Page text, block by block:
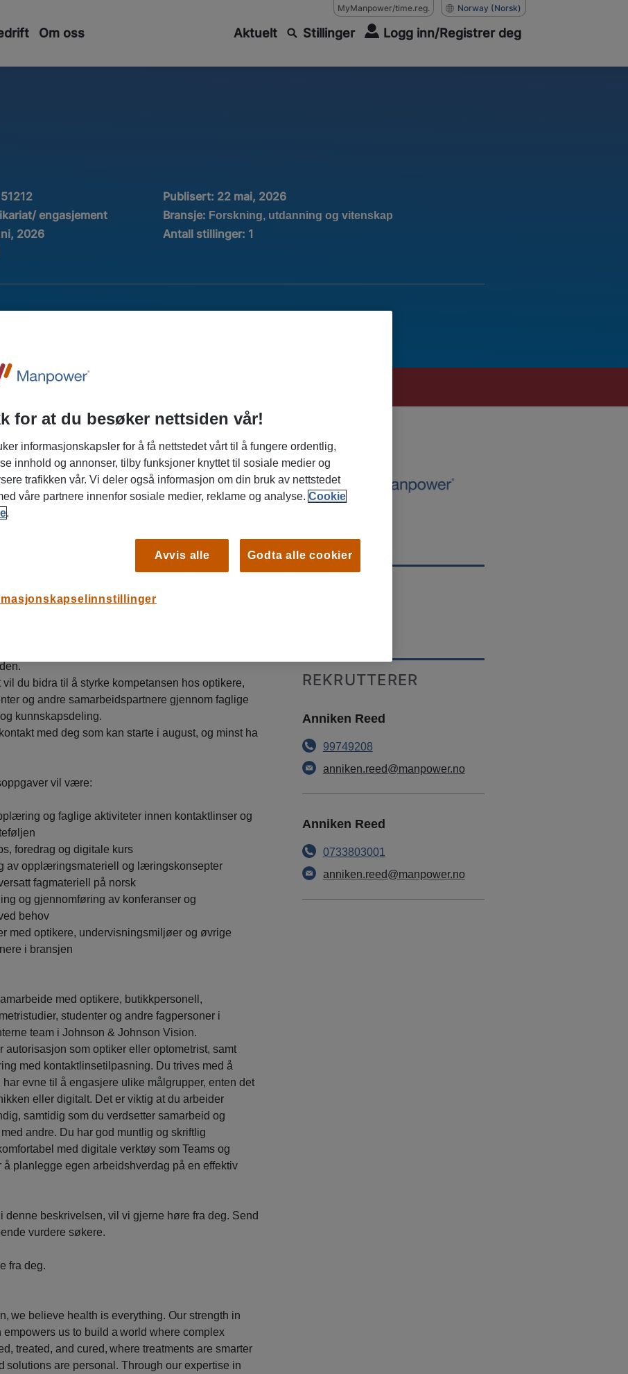
MyManpower/time.reg. Norway (Norsk)
Om oss Aktuelt Stillinger Logg inn/Registrer deg
51212 Publisert: 22 mai, 2026
engasjement Bransje: Forskning, utdanning og vitenskap
2026 Antall stillinger: 1
kunnskapen på en litt annen måte?
& Johnson Vision søker vi en PED Consultant til
er en spennende mulighet for en autorisert
klinisk arbeid med undervisning, faglig
I rollen som PED Consultant (Professional
blir du en del av et nordisk klinisk team med
utvikling innen kontaktlinser og synshelse.
20 % stilling per måned, eller rundt én dag i uken,
med videre klinisk arbeid.
i det daglige, samtidig som du samarbeider tett
Hovedfokuset vil være det norske markedet, men
på tvers av landegrensene og noe
du bidra til å styrke kompetansen hos optikere,
og andre samarbeidspartnere gjennom faglige
kunnskapsdeling.
med deg som kan starte i august, og minst ha
vil være:
og faglige aktiviteter innen kontaktlinser og
foredrag og digitale kurs
av opplæringsmateriell og læringskonsepter
fagmateriell på norsk
og gjennomføring av konferanser og
behov
med optikere, undervisningsmiljøer og øvrige
i bransjen
med optikere, butikkpersonell,
studenter og andre fagpersoner i
team i Johnson & Johnson Vision.
autorisasjon som optiker eller optometrist, samt
med kontaktlinsetilpasning. Du trives med å
evne til å engasjere ulike målgrupper, enten det
eller digitalt. Det er viktig at du arbeider
samtidig som du verdsetter samarbeid og
andre. Du har god muntlig og skriftlig
med digitale verktøy som Teams og
å planlegge egen arbeidshverdag på en effektiv
denne beskrivelsen, vil vi gjerne høre fra deg. Send
vurdere søkere.
fra deg.
we believe health is everything. Our strength in
empowers us to build a world where complex
treated, and cured, where treatments are smarter
solutions are personal. Through our expertise in
REKRUTTERER
Anniken Reed
99749208
anniken.reed@manpower.no
Anniken Reed
0733803001
anniken.reed@manpower.no
for at du besøker nettsiden vår!
informasjonskapsler for å få nettstedet vårt til å fungere ordentlig,
innhold og annonser, tilby funksjoner knyttet til sosiale medier og
trafikken vår. Vi deler også informasjon om din bruk av nettstedet
våre partnere innenfor sosiale medier, reklame og analyse.Cookie
.
Avvis alle Godta alle cookier